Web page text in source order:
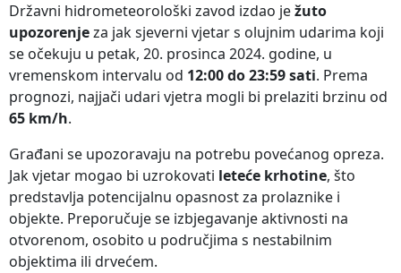
Državni hidrometeorološki zavod izdao ježuto
upozorenjeza jak sjeverni vjetar s olujnim udarima koji
se očekuju u petak, 20. prosinca 2024. godine, u
vremenskom intervalu od 12:00 do 23:59 sati. Prema
prognozi, najjači udari vjetra mogli bi prelaziti brzinu od
65 km/h.
Građani se upozoravaju na potrebu povećanog opreza.
Jak vjetar mogao bi uzrokovati leteće krhotine, što
predstavlja potencijalnu opasnost za prolaznike i
objekte. Preporučuje se izbjegavanje aktivnosti na
otvorenom, osobito u područjima s nestabilnim
objektima ili drvećem.